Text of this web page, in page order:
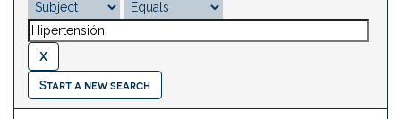
Start a new search